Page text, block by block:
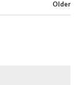
Older